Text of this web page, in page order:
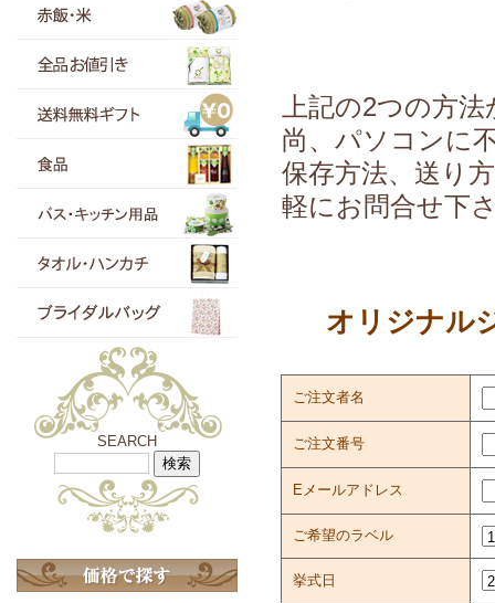
SEARCH
上記の2つの方
尚、パソコンに
保存方法、送り
軽にお問合せ下
オリジナル
ご注文者名
ご注文番号
Eメールアドレス
ご希望のラベル
挙式日